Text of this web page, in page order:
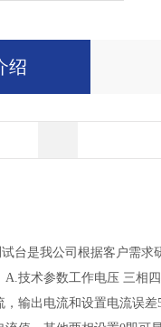
绍
台是我公司根据客户需求
A.技术参数工作电压 三相
，输出电流和设置电流误